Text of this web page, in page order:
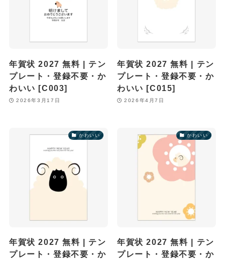
年賀状 2027 無料 | テン
プレート・登録不要・か
わいい [C003]
2026年3月17日
年賀状 2027 無料 | テン
プレート・登録不要・か
わいい [C015]
2026年4月7日
かわいい
年賀状 2027 無料 | テン
プレート・登録不要・か
かわいい
年賀状 2027 無料 | テン
プレート・登録不要・か